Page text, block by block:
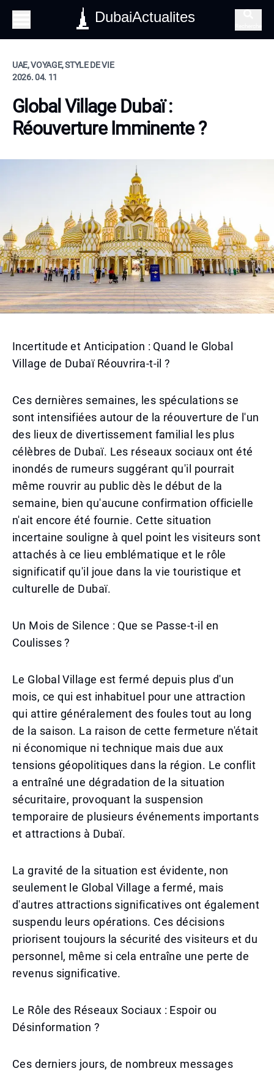
DubaiActualites
UAE, VOYAGE, STYLE DE VIE
2026. 04. 11
Global Village Dubaï :
Réouverture Imminente ?
Incertitude et Anticipation : Quand le Global
Village de Dubaï Réouvrira-t-il ?
Ces dernières semaines, les spéculations se
sont intensifiées autour de la réouverture de l'un
des lieux de divertissement familial les plus
célèbres de Dubaï. Les réseaux sociaux ont été
inondés de rumeurs suggérant qu'il pourrait
même rouvrir au public dès le début de la
semaine, bien qu'aucune confirmation officielle
n'ait encore été fournie. Cette situation
incertaine souligne à quel point les visiteurs sont
attachés à ce lieu emblématique et le rôle
significatif qu'il joue dans la vie touristique et
culturelle de Dubaï.
Un Mois de Silence : Que se Passe-t-il en
Coulisses ?
Le Global Village est fermé depuis plus d'un
mois, ce qui est inhabituel pour une attraction
qui attire généralement des foules tout au long
de la saison. La raison de cette fermeture n'était
ni économique ni technique mais due aux
tensions géopolitiques dans la région. Le conflit
a entraîné une dégradation de la situation
sécuritaire, provoquant la suspension
temporaire de plusieurs événements importants
et attractions à Dubaï.
La gravité de la situation est évidente, non
seulement le Global Village a fermé, mais
d'autres attractions significatives ont également
suspendu leurs opérations. Ces décisions
priorisent toujours la sécurité des visiteurs et du
personnel, même si cela entraîne une perte de
revenus significative.
Le Rôle des Réseaux Sociaux : Espoir ou
Désinformation ?
Ces derniers jours, de nombreux messages